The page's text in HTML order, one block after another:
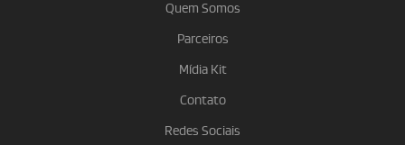
Quem Somos
Parceiros
Mídia Kit
Contato
Redes Sociais